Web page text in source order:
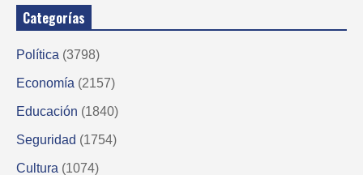
Categorías
Política (3798)
Economía (2157)
Educación (1840)
Seguridad (1754)
Cultura (1074)